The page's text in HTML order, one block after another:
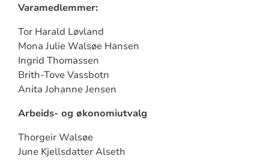
Varamedlemmer:
Tor Harald Løvland
Mona Julie Walsøe Hansen
Ingrid Thomassen
Brith-Tove Vassbotn
Anita Johanne Jensen
Arbeids- og økonomiutvalg
Thorgeir Walsøe
June Kjellsdatter Alseth